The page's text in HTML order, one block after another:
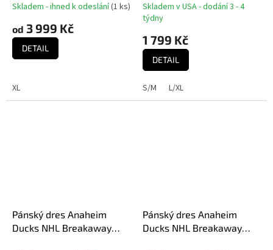
Skladem - ihned k odeslání(1 ks)
od 3 999 Kč
DETAIL
XL
Skladem v USA - dodání 3 - 4
týdny
1 799 Kč
DETAIL
S/M L/XL
Pánský dres Anaheim
Ducks NHL Breakaway
Pánský dres Anaheim
Ducks NHL Breakaway